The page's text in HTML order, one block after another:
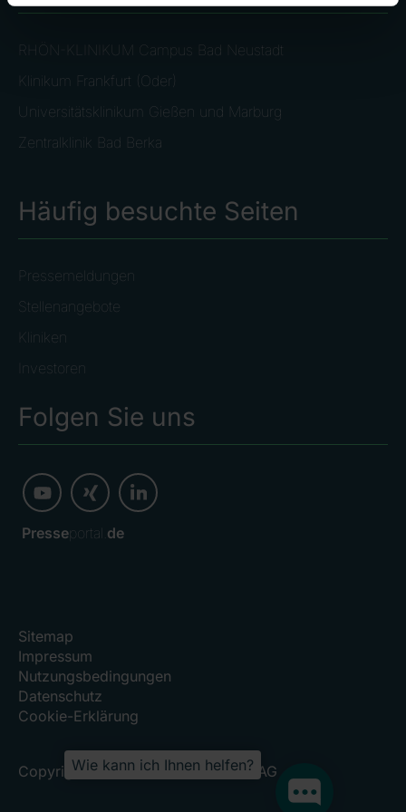
RHÖN-KLINIKUM Campus Bad Neustadt
Klinikum Frankfurt (Oder)
Universitätsklinikum Gießen und Marburg
Zentralklinik Bad Berka
Häufig besuchte Seiten
Pressemeldungen
Stellenangebote
Kliniken
Investoren
Folgen Sie uns
Presseportal. de
Sitemap
Impressum
Nutzungsbedingungen
Datenschutz
Cookie-Erklärung
Copyright 2026, RHÖN-KLINIKUM AG
Wie kann ich Ihnen helfen?